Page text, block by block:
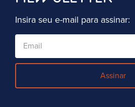
Insira seu e-mail para assinar:
Assinar